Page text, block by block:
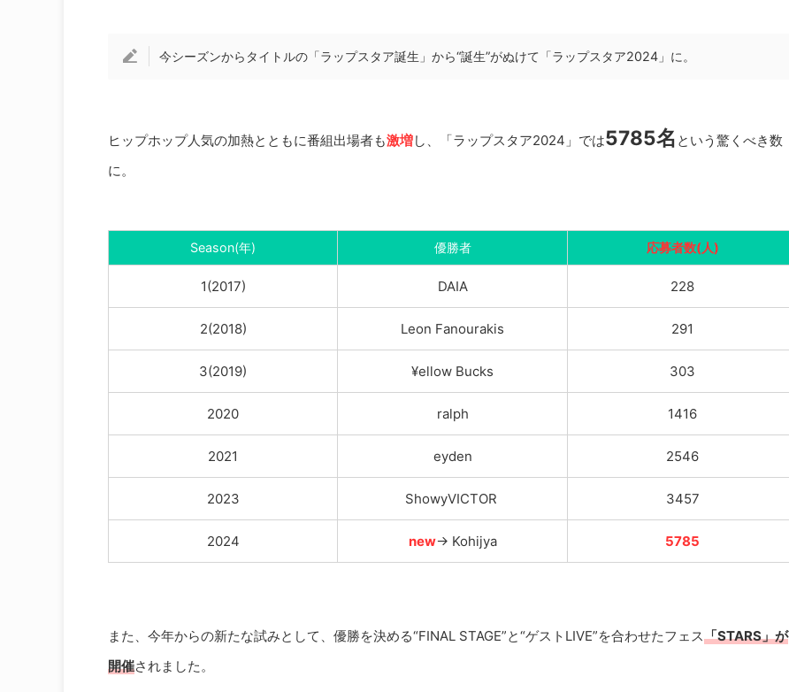
今シーズンからタイトルの「ラップスタア誕生」から“誕生”がぬけて「ラップスタア2024」に。
ヒップホップ人気の加熱とともに番組出場者も激増し、「ラップスタア2024」では5785名 という驚くべき数
に。
Season(年) 優勝者 応募者数(人)
1(2017) DAIA 228
2(2018) Leon Fanourakis 291
3(2019) ¥ellow Bucks 303
2020 ralph 1416
2021 eyden 2546
2023 ShowyVICTOR 3457
2024 new→ Kohijya 5785
また、今年からの新たな試みとして、優勝を決める“FINAL STAGE”と“ゲストLIVE”を合わせたフェス「STARS」が
開催されました。